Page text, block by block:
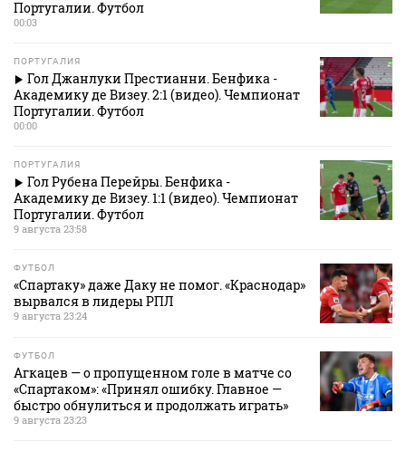
Португалии. Футбол
00:03
ПОРТУГАЛИЯ
Гол Джанлуки Престианни. Бенфика -
Академику де Визеу. 2:1 (видео). Чемпионат
Португалии. Футбол
00:00
ПОРТУГАЛИЯ
Гол Рубена Перейры. Бенфика -
Академику де Визеу. 1:1 (видео). Чемпионат
Португалии. Футбол
9 августа 23:58
ФУТБОЛ
«Спартаку» даже Даку не помог. «Краснодар»
вырвался в лидеры РПЛ
9 августа 23:24
ФУТБОЛ
Агкацев — о пропущенном голе в матче со
«Спартаком»: «Принял ошибку. Главное —
быстро обнулиться и продолжать играть»
9 августа 23:23